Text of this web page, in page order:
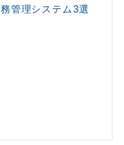
管理システム3選